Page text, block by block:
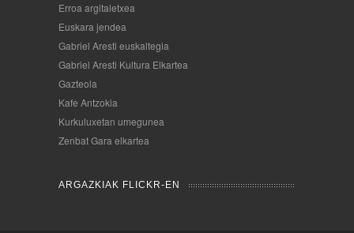
Erroa argitaletxea
Euskara jendea
Gabriel Aresti euskaltegia
Gabriel Aresti Kultura Elkartea
Gazteola
Kafe Antzokia
Kurkuluxetan umegunea
Zenbat Gara elkartea
ARGAZKIAK FLICKR-EN